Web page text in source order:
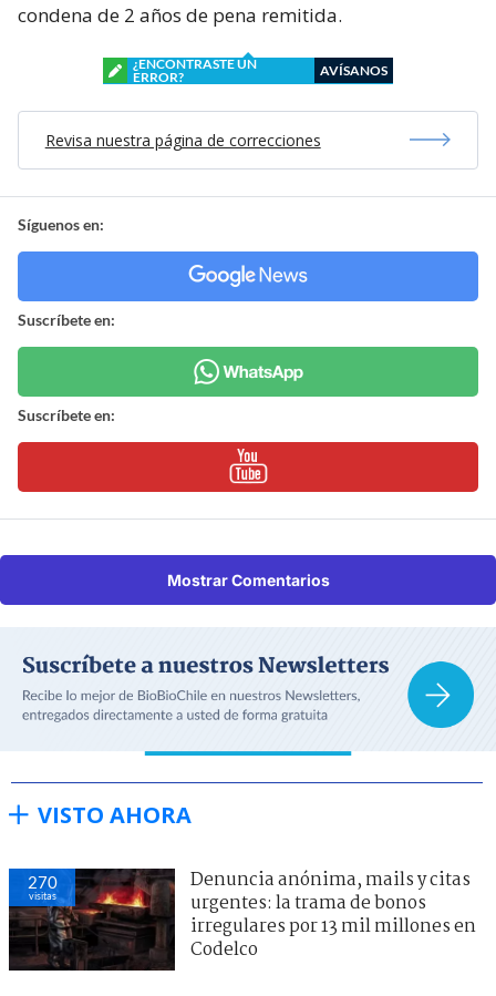
condena de 2 años de pena remitida.
¿ENCONTRASTE UN
ERROR?
AVÍSANOS
Revisa nuestra página de correcciones
Síguenos en:
Suscríbete en:
Suscríbete en:
Mostrar Comentarios
VISTO AHORA
270
visitas
Denuncia anónima, mails y citas
urgentes: la trama de bonos
irregulares por 13 mil millones en
Codelco